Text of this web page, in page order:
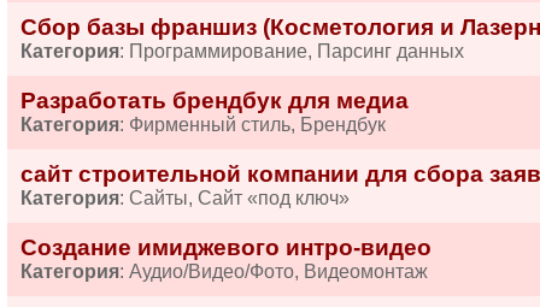
Сбор базы франшиз (Косметология и
Категория: Программирование, Парсинг данных
Разработать брендбук для медиа
Категория: Фирменный стиль, Брендбук
сайт строительной компании для сбора
Категория: Сайты, Сайт «под ключ»
Создание имиджевого интро-видео
Категория: Аудио/Видео/Фото, Видеомонтаж